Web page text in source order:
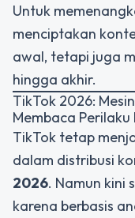
Untuk
menciptakan
awal, tetapi juga
hingga akhir.
TikTok 2026:
Membaca Perilaku
TikTok tetap
dalam distribusi
2026. Namun kini
karena berbasis